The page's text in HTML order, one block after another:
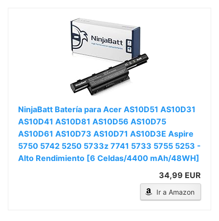
NinjaBatt Batería para Acer AS10D51 AS10D31
AS10D41 AS10D81 AS10D56 AS10D75
AS10D61 AS10D73 AS10D71 AS10D3E Aspire
5750 5742 5250 5733z 7741 5733 5755 5253 -
Alto Rendimiento [6 Celdas/4400 mAh/48WH]
34,99 EUR
Ir a Amazon